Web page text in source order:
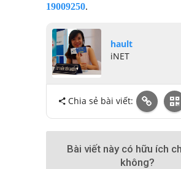
19009250.
hault
iNET
Chia sẻ bài viết:
Bài viết này có hữu ích
không?